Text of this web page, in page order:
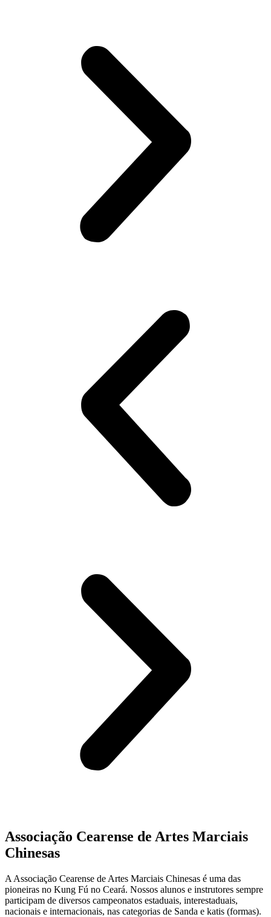
Associação Cearense de Artes Marciais
Chinesas
A Associação Cearense de Artes Marciais Chinesas é uma das
pioneiras no Kung Fú no Ceará. Nossos alunos e instrutores sempre
participam de diversos campeonatos estaduais, interestaduais,
nacionais e internacionais, nas categorias de Sanda e katis (formas).